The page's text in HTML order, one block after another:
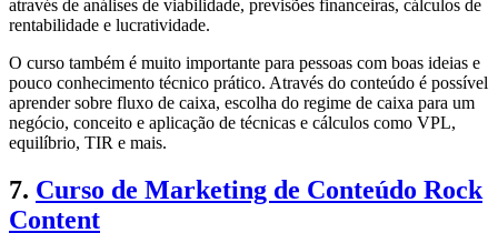
através de análises de viabilidade, previsões financeiras, cálculos de
rentabilidade e lucratividade.
O curso também é muito importante para pessoas com boas ideias e
pouco conhecimento técnico prático. Através do conteúdo é possível
aprender sobre fluxo de caixa, escolha do regime de caixa para um
negócio, conceito e aplicação de técnicas e cálculos como VPL,
equilíbrio, TIR e mais.
7. Curso de Marketing de Conteúdo Rock
Content